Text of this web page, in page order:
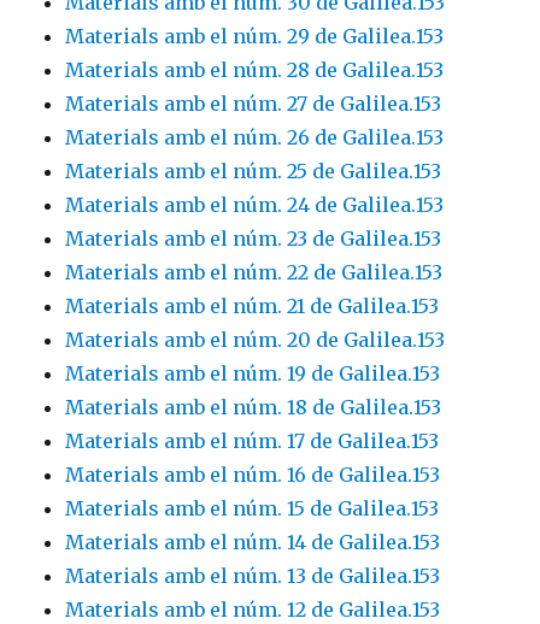
Materials amb el núm. 29 de Galilea.153
Materials amb el núm. 28 de Galilea.153
Materials amb el núm. 27 de Galilea.153
Materials amb el núm. 26 de Galilea.153
Materials amb el núm. 25 de Galilea.153
Materials amb el núm. 24 de Galilea.153
Materials amb el núm. 23 de Galilea.153
Materials amb el núm. 22 de Galilea.153
Materials amb el núm. 21 de Galilea.153
Materials amb el núm. 20 de Galilea.153
Materials amb el núm. 19 de Galilea.153
Materials amb el núm. 18 de Galilea.153
Materials amb el núm. 17 de Galilea.153
Materials amb el núm. 16 de Galilea.153
Materials amb el núm. 15 de Galilea.153
Materials amb el núm. 14 de Galilea.153
Materials amb el núm. 13 de Galilea.153
Materials amb el núm. 12 de Galilea.153